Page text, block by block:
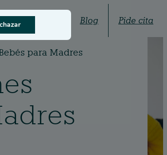
Quiénes somos Blog Pide cita
para Madres